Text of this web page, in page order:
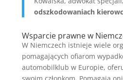
odszkodowaniach
Wsparcie prawne w
W Niemczech istnieje wiele
pomagających ofiarom
automobilklub w Europie,